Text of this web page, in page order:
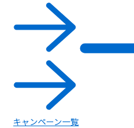
キャンペーン一覧